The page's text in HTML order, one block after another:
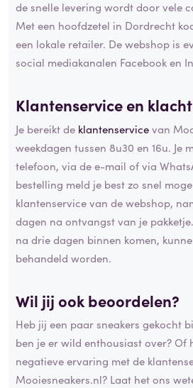
de snelle levering wordt door vele
Met een hoofdzetel in Dordrecht
een lokale retailer. De webshop is
social mediakanalen Facebook en
Klantenservice en
Je bereikt de klantenservicevan
weekdagen tussen 8u30 en 16u. Je
telefoon, via de e-mail of via
bestelling meld je best zo snel
klantenservice van de webshop,
dagen na ontvangst van je
na drie dagen binnen komen,
behandeld worden.
Wil jij ook beoordelen?
Heb jij een paar sneakers gekocht
ben je er wild enthousiast over? Of
negatieve ervaring met de
Mooiesneakers.nl? Laat het ons